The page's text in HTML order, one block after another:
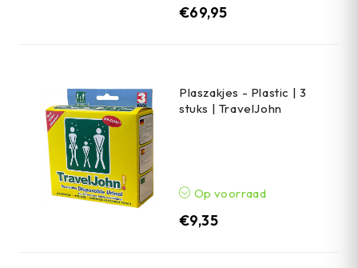
€69,95
Plaszakjes - Plastic | 3
stuks | TravelJohn
Op voorraad
€9,35